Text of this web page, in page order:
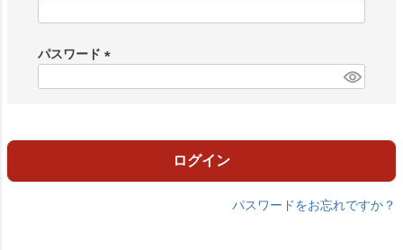
)
パスワード
ログイン
パスワードをお忘れですか？